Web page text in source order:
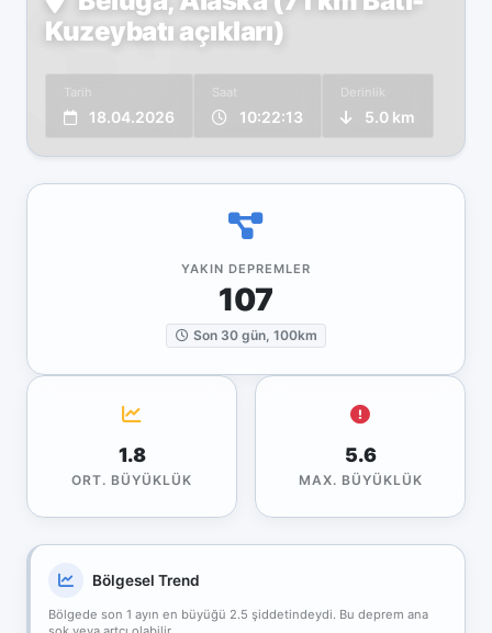
Kuzeybatı açıkları)
Tarih
18.04.2026
Saat
10:22:13
Derinlik
5.0 km
YAKIN DEPREMLER
107
Son 30 gün, 100km
1.8
ORT. BÜYÜKLÜK
5.6
MAX. BÜYÜKLÜK
Bölgesel Trend
Bölgede son 1 ayın en büyüğü 2.5 şiddetindeydi. Bu deprem ana